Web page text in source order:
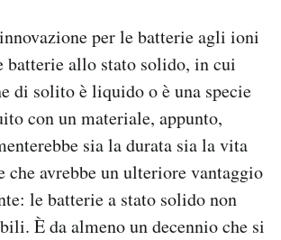
per le batterie agli ioni
batterie allo stato solido, in cui
di solito è liquido o è una specie
con un materiale, appunto,
sia la durata sia la vita
che avrebbe un ulteriore vantaggio
le batterie a stato solido non
È da almeno un decennio che si